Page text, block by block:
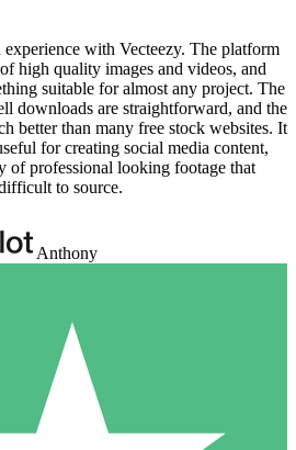
experience with Vecteezy. The platform
high quality images and videos, and
suitable for almost any project. The
downloads are straightforward, and the
better than many free stock websites. It
for creating social media content,
of professional looking footage that
to source.
Anthony